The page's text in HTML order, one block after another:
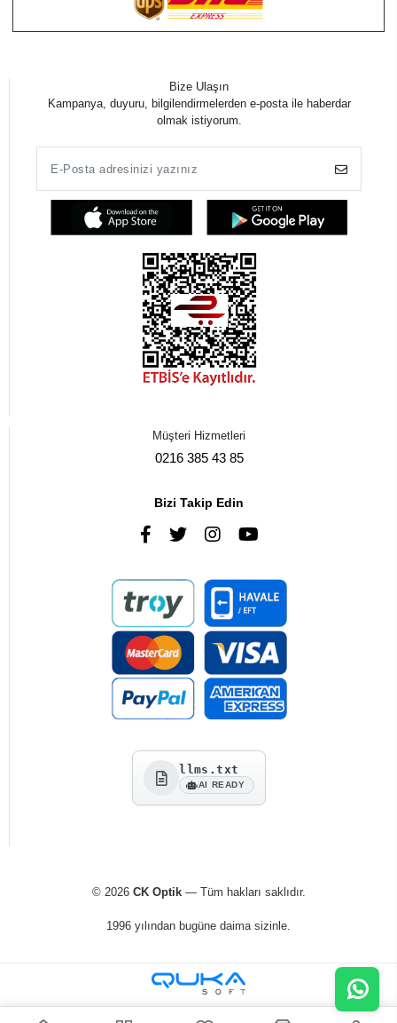
Bize Ulaşın
Kampanya, duyuru, bilgilendirmelerden e-posta ile haberdar
olmak istiyorum.
Müşteri Hizmetleri
0216 385 43 85
Bizi Takip Edin
llms.txt
AI READY
© 2026 CK Optik— Tüm hakları saklıdır.
1996 yılından bugüne daima sizinle.